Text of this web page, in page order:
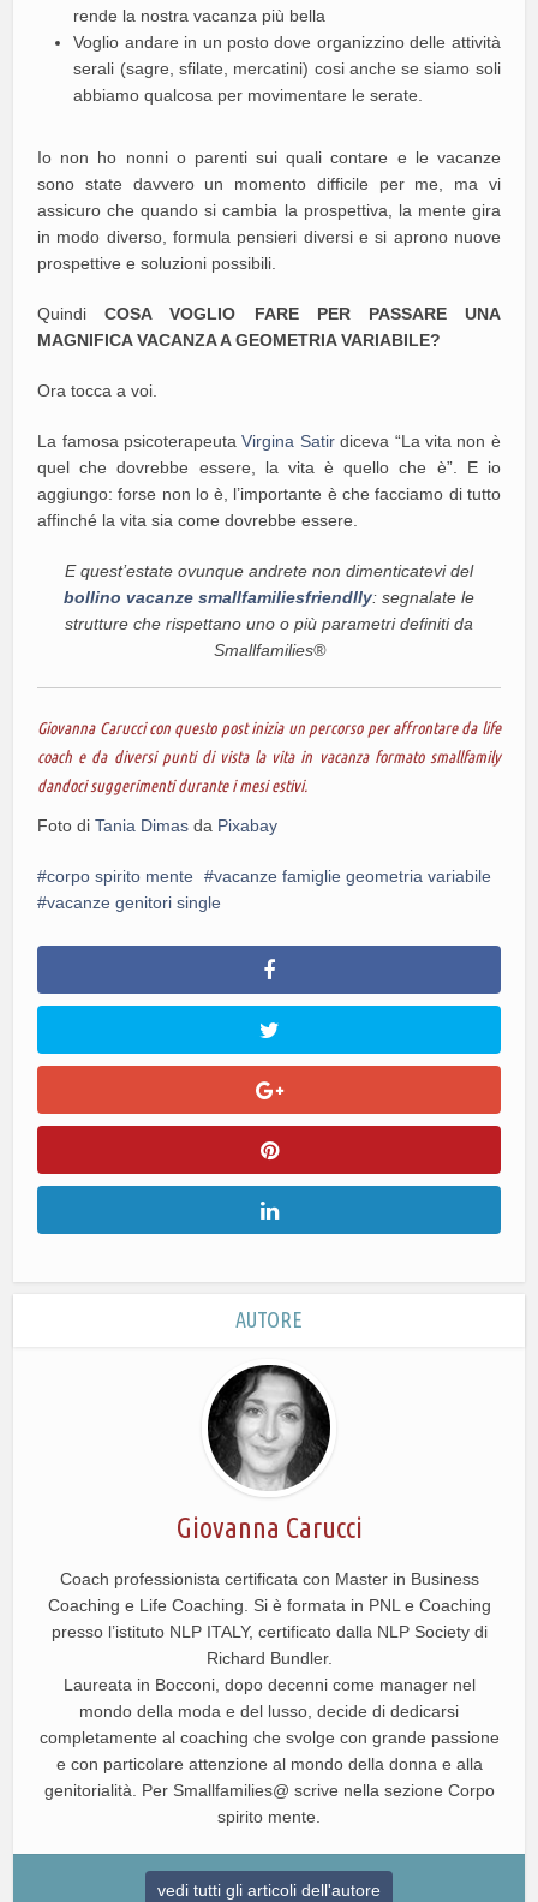
rende la nostra vacanza più bella
Voglio andare in un posto dove organizzino delle attività
serali (sagre, sfilate, mercatini) cosi anche se siamo soli
abbiamo qualcosa per movimentare le serate.
Io non ho nonni o parenti sui quali contare e le vacanze
sono state davvero un momento difficile per me, ma vi
assicuro che quando si cambia la prospettiva, la mente gira
in modo diverso, formula pensieri diversi e si aprono nuove
prospettive e soluzioni possibili.
Quindi COSA VOGLIO FARE PER PASSARE UNA
MAGNIFICA VACANZA A GEOMETRIA VARIABILE?
Ora tocca a voi.
La famosa psicoterapeutaVirgina Satirdiceva “La vita non è
quel che dovrebbe essere, la vita è quello che è”. E io
aggiungo: forse non lo è, l’importante è che facciamo di tutto
affinché la vita sia come dovrebbe essere.
E quest’estate ovunque andrete non dimenticatevi del
bollino vacanze smallfamiliesfriendlly: segnalate le
strutture che rispettano uno o più parametri definiti da
Smallfamilies®
Giovanna Carucci con questo post inizia un percorso per affrontare da life
coach e da diversi punti di vista la vita in vacanza formato smallfamily
dandoci suggerimenti durante i mesi estivi.
Foto diTania Dimas da Pixabay
corpo spirito mente
vacanze famiglie geometria variabile
vacanze genitori single
AUTORE
Giovanna Carucci
Coach professionista certificata con Master in Business
Coaching e Life Coaching. Si è formata in PNL e Coaching
presso l’istituto NLP ITALY, certificato dalla NLP Society di
Richard Bundler.
Laureata in Bocconi, dopo decenni come manager nel
mondo della moda e del lusso, decide di dedicarsi
completamente al coaching che svolge con grande passione
e con particolare attenzione al mondo della donna e alla
genitorialità. Per Smallfamilies@ scrive nella sezione Corpo
spirito mente.
vedi tutti gli articoli dell'autore